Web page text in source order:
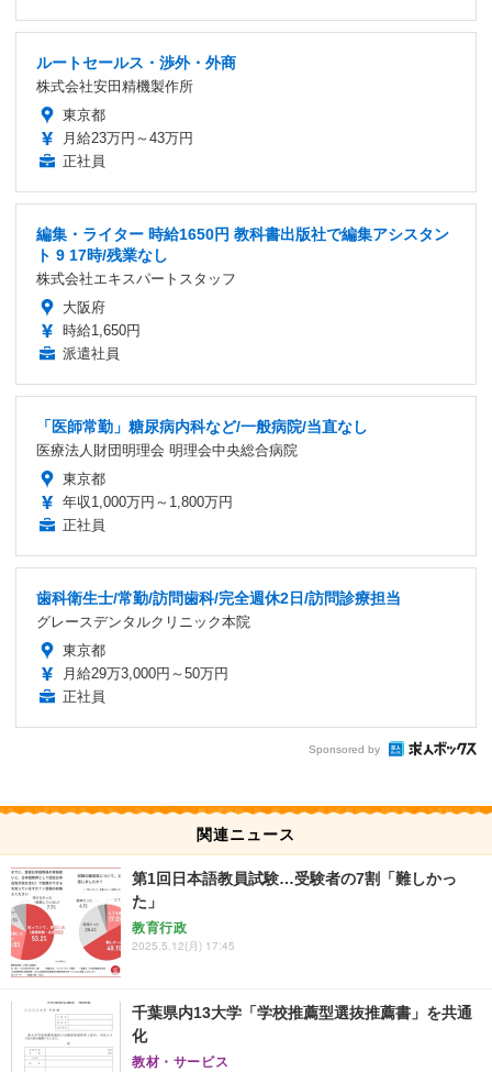
ルートセールス・渉外・外商
株式会社安田精機製作所
東京都
月給23万円～43万円
正社員
編集・ライター 時給1650円 教科書出版社で編集アシスタン
ト 9 17時/残業なし
株式会社エキスパートスタッフ
大阪府
時給1,650円
派遣社員
「医師常勤」糖尿病内科など/一般病院/当直なし
医療法人財団明理会 明理会中央総合病院
東京都
年収1,000万円～1,800万円
正社員
歯科衛生士/常勤/訪問歯科/完全週休2日/訪問診療担当
グレースデンタルクリニック本院
東京都
月給29万3,000円～50万円
正社員
Sponsored by
関連ニュース
第1回日本語教員試験…受験者の7割「難しかっ
た」
教育行政
2025.5.12(月) 17:45
千葉県内13大学「学校推薦型選抜推薦書」を共通
化
教材・サービス